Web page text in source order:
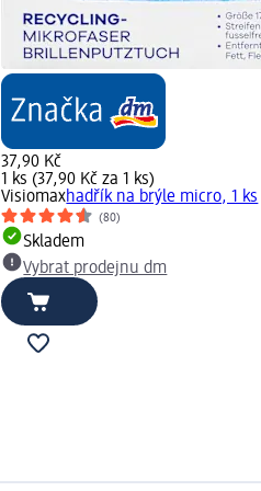
37,90 Kč
1 ks (37,90 Kč za 1 ks)
Visiomaxhadřík na brýle micro, 1 ks
(80)
Skladem
Vybrat prodejnu dm